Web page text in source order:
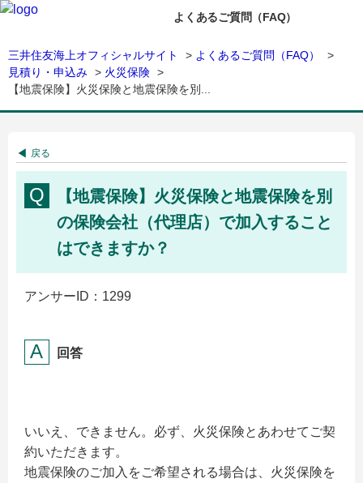
よくあるご質問（FAQ）
三井住友海上オフィシャルサイト > よくあるご質問（FAQ）
>
見積り・申込み > 火災保険 >
【地震保険】火災保険と地震保険を別...
戻る
【地震保険】火災保険と地震保険を別
の保険会社（代理店）で加入すること
はできますか？
アンサーID：1299
回答
いいえ、できません。必ず、火災保険とあわせてご契
約いただきます。
地震保険のご加入をご希望される場合は、火災保険を